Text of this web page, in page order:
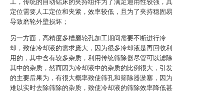
工，传统的自动钻床的夹持组件为了满足通用性较强，其
定位需要人工定位和夹紧，效率较低，且为了夹持稳固易
导致磨轮外壁损坏；
另一方面，高精度多槽磨轮孔加工期间需要不断进行冷
却，致使冷却液的需求庞大，因为很多冷却液是再回收利
用的，其中含有较多杂质，利用传统筛除器尽管可以滤除
其中的杂质，然而因为冷却液中的杂质的比例很大，引发
的主要后果为，有很大概率致使筛孔和筛除器淤塞，因为
难以实时去除筛除的杂质，致使冷却液的筛除效率降低甚